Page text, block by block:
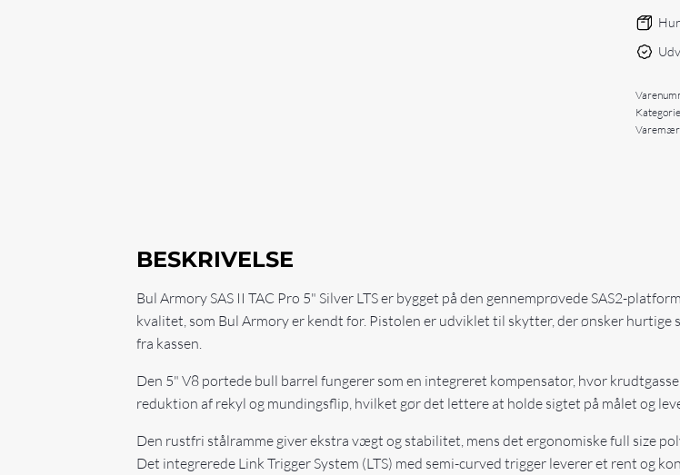
-
-
-
LTS
-
BESKRIVELSE
Bul Armory SAS II TAC Pro 5" Silver LTS er bygget på den gennemprøvede SAS2-
kvalitet, som Bul Armory er kendt for. Pistolen er udviklet til skytter, der ønsker
fra kassen.
Den 5" V8 portede bull barrel fungerer som en integreret kompensator, hvor
reduktion af rekyl og mundingsflip, hvilket gør det lettere at holde sigtet på målet og
Den rustfri stålramme giver ekstra vægt og stabilitet, mens det ergonomiske full size
Det integrerede Link Trigger System (LTS) med semi-curved trigger leverer et rent